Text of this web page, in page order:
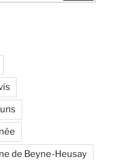
de Beyne-Heusay